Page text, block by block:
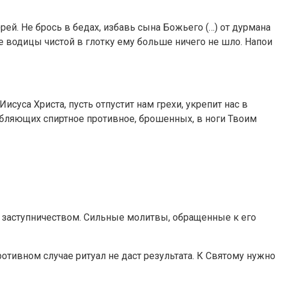
Не брось в бедах, избавь сына Божьего (…) от дурмана
чистой в глотку ему больше ничего не шло. Напои
Христа, пусть отпустит нам грехи, укрепит нас в
спиртное противное, брошенных, в ноги Твоим
Сильные молитвы, обращенные к его
случае ритуал не даст результата. К Святому нужно